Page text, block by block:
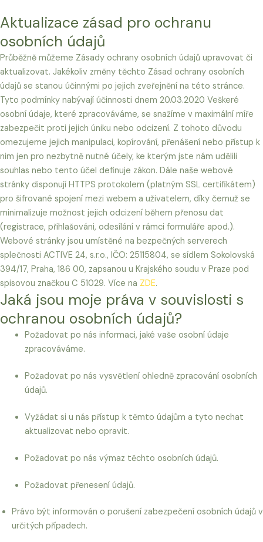
Aktualizace zásad pro ochranu
osobních údajů
Průběžně můžeme Zásady ochrany osobních údajů upravovat či
aktualizovat. Jakékoliv změny těchto Zásad ochrany osobních
údajů se stanou účinnými po jejich zveřejnění na této stránce.
Tyto podmínky nabývají účinnosti dnem 20.03.2020 Veškeré
osobní údaje, které zpracováváme, se snažíme v maximální míře
zabezpečit proti jejich úniku nebo odcizení. Z tohoto důvodu
omezujeme jejich manipulaci, kopírování, přenášení nebo přístup k
nim jen pro nezbytně nutné účely, ke kterým jste nám udělili
souhlas nebo tento účel definuje zákon. Dále naše webové
stránky disponují HTTPS protokolem (platným SSL certifikátem)
pro šifrované spojení mezi webem a uživatelem, díky čemuž se
minimalizuje možnost jejich odcizení během přenosu dat
(registrace, přihlašováni, odesílání v rámci formuláře apod.).
Webové stránky jsou umístěné na bezpečných serverech
splečnosti ACTIVE 24, s.r.o., IČO: 25115804, se sídlem Sokolovská
394/17, Praha, 186 00, zapsanou u Krajského soudu v Praze pod
spisovou značkou C 51029. Více na ZDE.
Jaká jsou moje práva v souvislosti s
ochranou osobních údajů?
Požadovat po nás informaci, jaké vaše osobní údaje
zpracováváme.
Požadovat po nás vysvětlení ohledně zpracování osobních
údajů.
Vyžádat si u nás přístup k těmto údajům a tyto nechat
aktualizovat nebo opravit.
Požadovat po nás výmaz těchto osobních údajů.
Požadovat přenesení údajů.
Právo být informován o porušení zabezpečení osobních údajů v
určitých případech.